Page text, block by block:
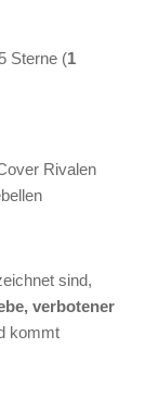
(1
sind,
verbotener
kommt